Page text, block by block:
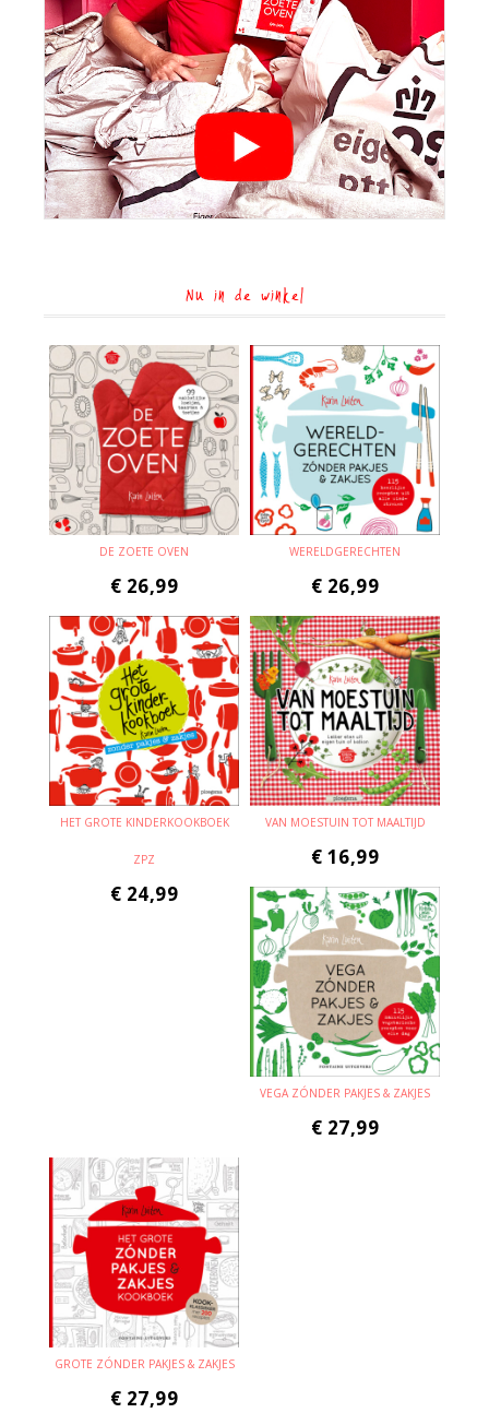
Nu in de winkel
DE ZOETE OVEN
€ 26,99
WERELDGERECHTEN
€ 26,99
HET GROTE KINDERKOOKBOEK
ZPZ
€ 24,99
VAN MOESTUIN TOT MAALTIJD
€ 16,99
VEGA ZÓNDER PAKJES & ZAKJES
€ 27,99
GROTE ZÓNDER PAKJES & ZAKJES
€ 27,99